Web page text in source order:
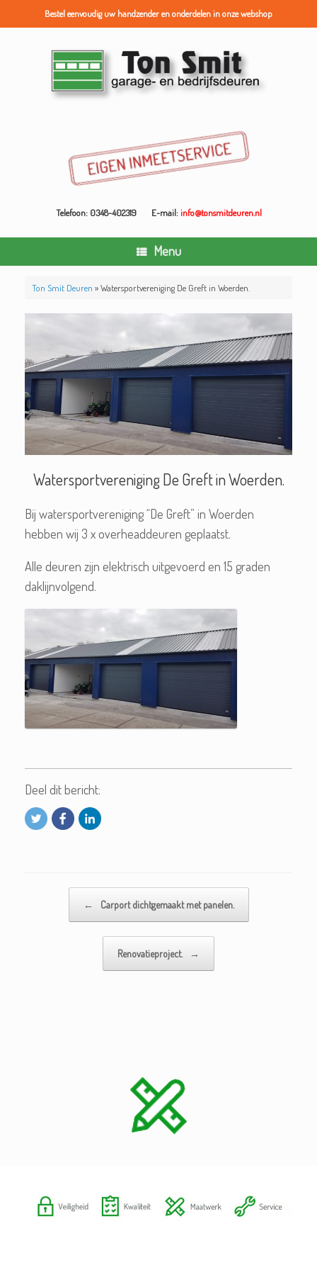
Bestel eenvoudig uw handzender en onderdelen in onze webshop
Telefoon: 0348-402319 E-mail:info@tonsmitdeuren.nl
Menu
Ton Smit Deuren »Watersportvereniging De Greft in Woerden.
Watersportvereniging De Greft in Woerden.
Bij watersportvereniging “De Greft” in Woerden
hebben wij 3 x overheaddeuren geplaatst.
Alle deuren zijn elektrisch uitgevoerd en 15 graden
daklijnvolgend.
Deel dit bericht:
← Carport dichtgemaakt met panelen.
Renovatieproject. →